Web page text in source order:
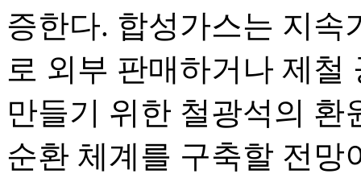
증한다. 합성가스는 지속
로 외부 판매하거나 제철
만들기 위한 철광석의
순환 체계를 구축할 전망